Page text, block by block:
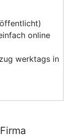
online
werktags in